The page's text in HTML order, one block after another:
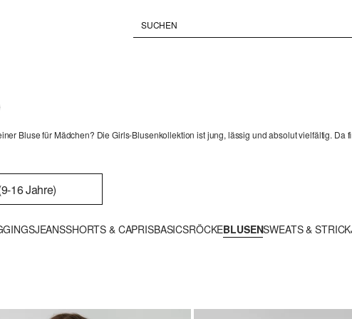
Bluse für Mädchen? Die Girls-Blusenkollektion ist jung, lässig und absolut vielfältig.
16 Jahre)
JEANSSHORTS & CAPRISBASICSRÖCKEBLUSENSWEATS & STRICK